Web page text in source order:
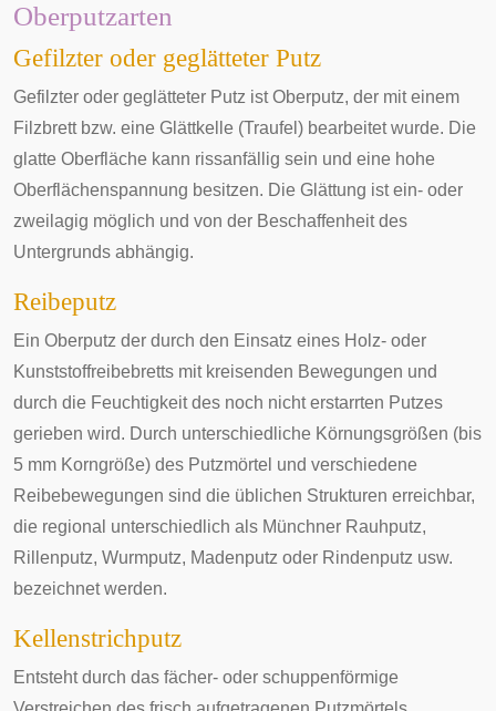
Oberputzarten
Gefilzter oder geglätteter Putz
Gefilzter oder geglätteter Putz ist Oberputz, der mit einem
Filzbrettbzw. eine Glättkelle (Traufel) bearbeitet wurde. Die
glatte Oberfläche kann rissanfällig sein und eine hohe
Oberflächenspannung besitzen. Die Glättung ist ein- oder
zweilagig möglich und von der Beschaffenheit des
Untergrunds abhängig.
Reibeputz
Ein Oberputz der durch den Einsatz eines Holz- oder
Kunststoffreibebretts mit kreisenden Bewegungen und
durch die Feuchtigkeit des noch nicht erstarrten Putzes
gerieben wird. Durch unterschiedliche Körnungsgrößen (bis
5 mm Korngröße) des Putzmörtel und verschiedene
Reibebewegungen sind die üblichen Strukturen erreichbar,
die regional unterschiedlich als Münchner Rauhputz,
Rillenputz, Wurmputz, Madenputz oder Rindenputz usw.
bezeichnet werden.
Kellenstrichputz
Entsteht durch das fächer- oder schuppenförmige